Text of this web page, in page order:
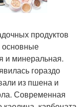
продуктов
основные
и минеральная.
гораздо
из пшена и
Современная